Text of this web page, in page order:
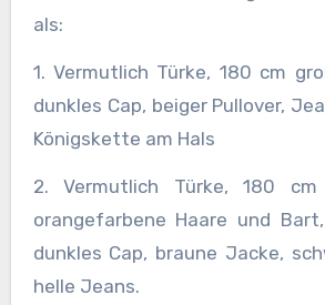
als:
1. Vermutlich Türke, 180 cm
dunkles Cap, beiger Pullover,
Königskette am Hals
2. Vermutlich Türke, 180 cm
orangefarbene Haare und
dunkles Cap, braune Jacke,
helle Jeans.